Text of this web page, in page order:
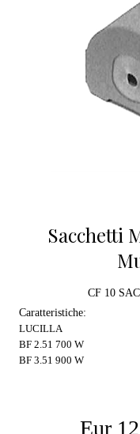
Sacchetti
CF 10
Caratteristiche:
LUCILLA
BF 2.51 700 W
BF 3.51 900 W
Eur